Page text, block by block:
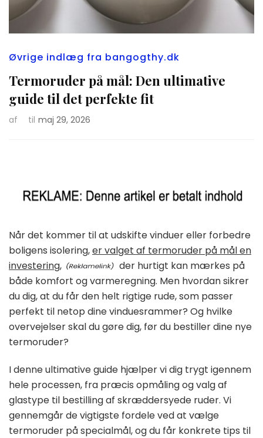
Øvrige indlæg fra bangogthy.dk
Termoruder på mål: Den ultimative
guide til det perfekte fit
af til maj 29, 2026
Når det kommer til at udskifte vinduer eller forbedre
boligens isolering,er valget af termoruder på mål en
investering,
der hurtigt kan mærkes på
både komfort og varmeregning. Men hvordan sikrer
du dig, at du får den helt rigtige rude, som passer
perfekt til netop dine vinduesrammer? Og hvilke
overvejelser skal du gøre dig, før du bestiller dine nye
termoruder?
I denne ultimative guide hjælper vi dig trygt igennem
hele processen, fra præcis opmåling og valg af
glastype til bestilling af skræddersyede ruder. Vi
gennemgår de vigtigste fordele ved at vælge
termoruder på specialmål, og du får konkrete tips til